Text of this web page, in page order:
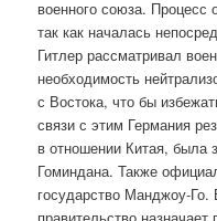
военного союза. Процесс
так как началась
Гитлер рассматривал
необходимость
с Востока, что бы
связи с этим Германия
в отношении Китая, была
Гоминдана. Также
государство Манджоу-Го.
правительство